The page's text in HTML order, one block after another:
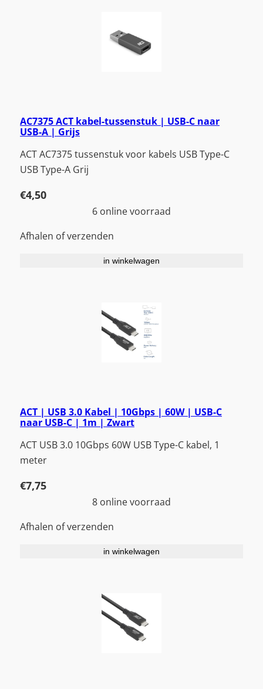
AC7375 ACT kabel-tussenstuk | USB-C naar
USB-A | Grijs
ACT AC7375 tussenstuk voor kabels USB Type-C
USB Type-A Grij
€4,50
6 online voorraad
Afhalen of verzenden
in winkelwagen
ACT | USB 3.0 Kabel | 10Gbps | 60W | USB-C
naar USB-C | 1m | Zwart
ACT USB 3.0 10Gbps 60W USB Type-C kabel, 1
meter
€7,75
8 online voorraad
Afhalen of verzenden
in winkelwagen